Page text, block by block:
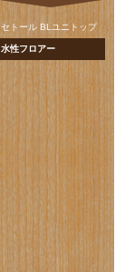
セトール BLユニトップ
水性フロアー